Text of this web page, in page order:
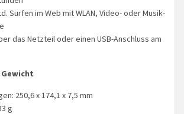
Surfen im Web mit WLAN, Video- oder Musik­
das Netzteil oder einen USB-Anschluss am
250,6 x 174,1 x 7,5 mm
g